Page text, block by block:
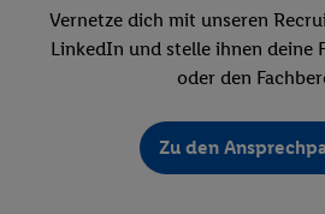
Vernetze dich mit unseren
LinkedIn und stelle ihnen deine
oder den
Zu den